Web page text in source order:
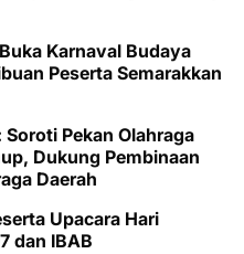
Karnaval Budaya
Peserta Semarakkan
Pekan Olahraga
Dukung Pembinaan
Daerah
Upacara Hari
dan IBAB